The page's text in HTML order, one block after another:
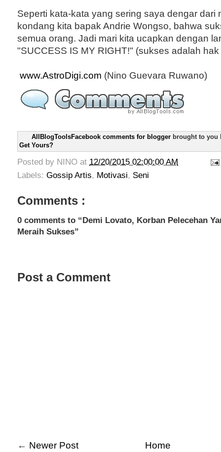
Seperti kata-kata yang sering saya dengar dari
kondang kita bapak Andrie Wongso, bahwa
semua orang. Jadi mari kita ucapkan dengan
"SUCCESS IS MY RIGHT!" (sukses adalah
www.AstroDigi.com (Nino Guevara Ruwano)
AllBlogToolsFacebook comments for blogger brought to you
Get Yours?
Posted by NINO at 12/20/2015 02:00:00 AM
Labels: Gossip Artis, Motivasi, Seni
Comments :
0 comments to “Demi Lovato, Korban Pelecehan
Meraih Sukses”
Post a Comment
← Newer Post Home